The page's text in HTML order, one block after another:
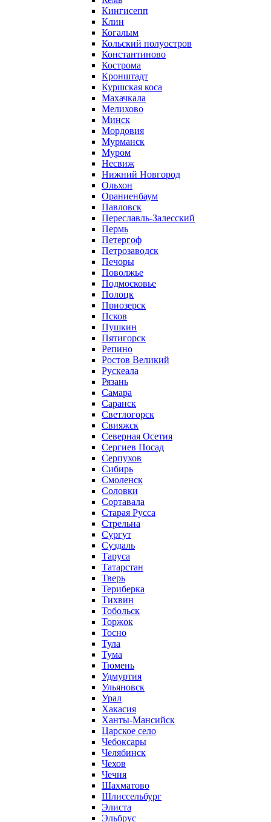
Кингисепп
Клин
Когалым
Кольский полуостров
Константиново
Кострома
Кронштадт
Куршская коса
Махачкала
Мелихово
Минск
Мордовия
Мурманск
Муром
Несвиж
Нижний Новгород
Ольхон
Ораниенбаум
Павловск
Переславль-Залесский
Пермь
Петергоф
Петрозаводск
Печоры
Поволжье
Подмосковье
Полоцк
Приозерск
Псков
Пушкин
Пятигорск
Репино
Ростов Великий
Рускеала
Рязань
Самара
Саранск
Светлогорск
Свияжск
Северная Осетия
Сергиев Посад
Серпухов
Сибирь
Смоленск
Соловки
Сортавала
Старая Русса
Стрельна
Сургут
Суздаль
Таруса
Татарстан
Тверь
Териберка
Тихвин
Тобольск
Торжок
Тосно
Тула
Тума
Тюмень
Удмуртия
Ульяновск
Урал
Хакасия
Ханты-Мансийск
Царское село
Чебоксары
Челябинск
Чехов
Чечня
Шахматово
Шлиссельбург
Элиста
Эльбрус